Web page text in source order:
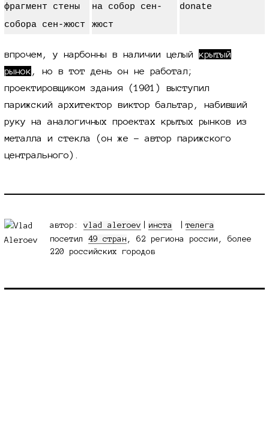
впрочем, у нарбонны в наличии целый крытый
рынок , но в тот день он не работал;
проектировщиком здания (1901) выступил
парижский архитектор виктор бальтар, набивший
руку на аналогичных проектах крытых рынков из
металла и стекла (он же - автор парижского
центрального).
автор: vlad aleroev инста
телега
посетил 49 стран , 62 региона россии, более
220 российских городов